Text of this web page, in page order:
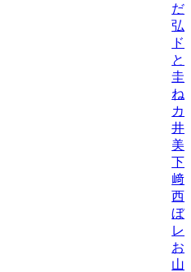
だ
弘
ド
と
圭/
ね
カ
井
美/
下
﨑
西
ぼ/
レ
お
山